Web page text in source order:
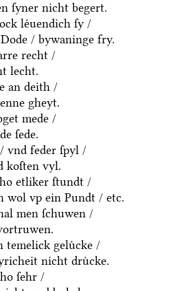
ſyner nicht begert.
leͤuendich ſy /
/ bywaninge fry.
recht /
lecht.
an deith /
gheyt.
mede /
ſede.
vnd feder ſpyl /
koſten vyl.
etliker ſtundt /
wol vp ein Pundt / etc.
men ſchuwen /
temelick geluͤcke /
nicht druͤcke.
ſehr /